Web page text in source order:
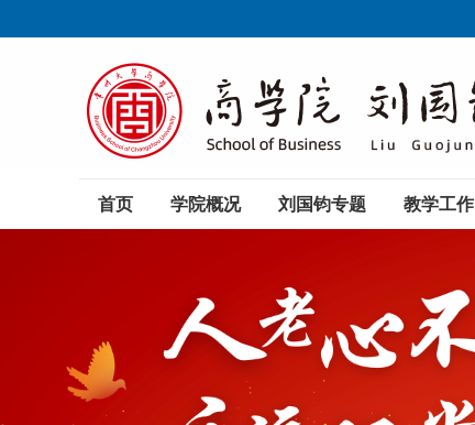
首页 学院概况 刘国钧专题 教学工作